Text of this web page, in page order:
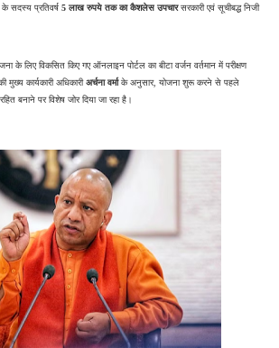
सदस्य प्रतिवर्ष 5 लाख रुपये तक का कैशलेस उपचार सरकारी एवं सूचीबद्ध निजी
के लिए विकसित किए गए ऑनलाइन पोर्टल का बीटा वर्जन वर्तमान में परीक्षण
मुख्य कार्यकारी अधिकारी अर्चना वर्मा के अनुसार, योजना शुरू करने से पहले
बनाने पर विशेष जोर दिया जा रहा है।